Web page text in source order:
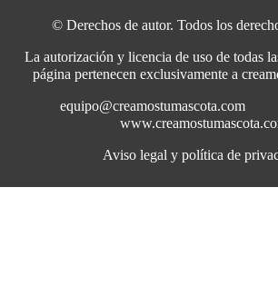
© Derechos de autor. Todos los
La autorización y licencia de uso de todas
página pertenecen exclusivamente a
Aviso legal y política de